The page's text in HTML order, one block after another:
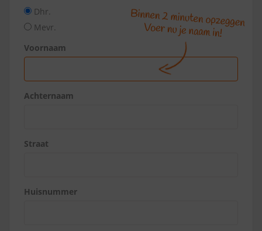
Dhr.
Mevr.
Voornaam
Achternaam
Straat
Huisnummer